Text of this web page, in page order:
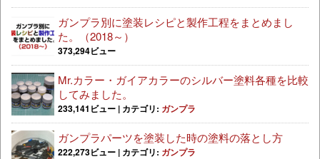
ガンプラ別に塗装レシピと製作工程をまとめまし
た。（2018～）
373,294ビュー
Mr.カラー・ガイアカラーのシルバー塗料各種を比較
してみました。
233,141ビュー | カテゴリ: ガンプラ
ガンプラパーツを塗装した時の塗料の落とし方
222,273ビュー | カテゴリ: ガンプラ